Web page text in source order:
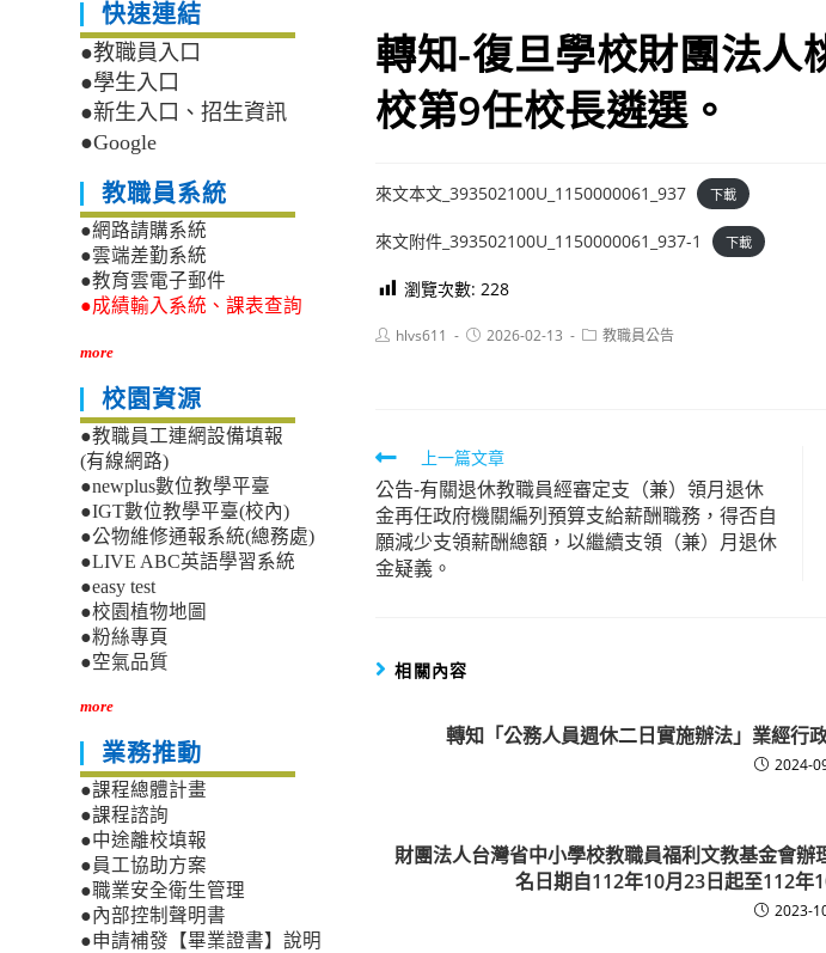
轉知-復旦學校財團法人
校第9任校長遴選。
來文本文_393502100U_1150000061_937 下載
來文附件_393502100U_1150000061_937-1 下載
瀏覽次數: 228
Posthlvs611
Post2026-02-13
Post教職員公告
Read
more
articles
上一篇文章
公告-有關退休教職員經審定支（兼）領月退休
金再任政府機關編列預算支給薪酬職務，得否自
願減少支領薪酬總額，以繼續支領（兼）月退休
金疑義。
相關內容
轉知「公務人員週休二日實施辦法」業經行
2024-
財團法人台灣省中小學校教職員福利文教基金會
名日期自112年10月23日起至112年
2023-
快速連結
●教職員入口
●學生入口
●新生入口、招生資訊
●Google
教職員系統
●網路請購系統
●雲端差勤系統
●教育雲電子郵件
●成績輸入系統、課表查詢
more
校園資源
●教職員工連網設備填報
(有線網路)
●newplus數位教學平臺
●IGT數位教學平臺(校內)
●公物維修通報系統(總務處)
●LIVE ABC英語學習系統
●easy test
●校園植物地圖
●粉絲專頁
●空氣品質
more
業務推動
●課程總體計畫
●課程諮詢
●中途離校填報
●員工協助方案
●職業安全衛生管理
●內部控制聲明書
●申請補發【畢業證書】說明